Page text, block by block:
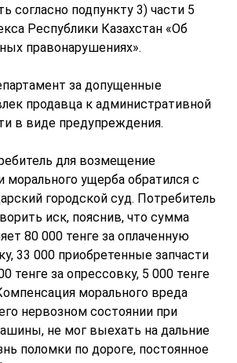
согласно подпункту 3) части 5
Республики Казахстан «Об
правонарушениях».
за допущенные
продавца к административной
в виде предупреждения.
для возмещение
морального ущерба обратился с
городской суд. Потребитель
иск, пояснив, что сумма
80 000 тенге за оплаченную
33 000 приобретенные запчасти
тенге за опрессовку, 5 000 тенге
морального вреда
нервозном состоянии при
не мог выехать на дальние
поломки по дороге, постоянное